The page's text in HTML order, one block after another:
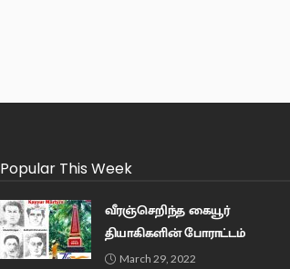
Popular This Week
வீரஞ்செறிந்த கையூர்
தியாகிகளின் போராட்டம்
March 29, 2022